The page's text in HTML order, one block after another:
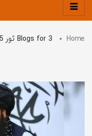
Home Blogs for 3 ثور 1405